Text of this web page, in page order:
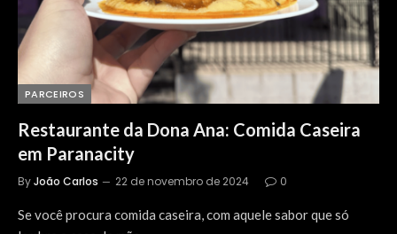
PARCEIROS
Restaurante da Dona Ana: Comida Caseira
em Paranacity
ByJoão Carlos 22 de novembro de 2024 0
Se você procura comida caseira, com aquele sabor que só